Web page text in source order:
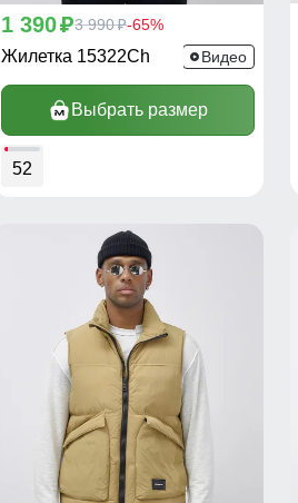
1 390p3 990p-65%
Жилетка 15322Ch Видео
Выбрать размер
52